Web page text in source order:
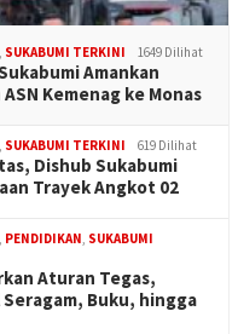
, SUKABUMI TERKINI 1649 Dilihat
Amankan
Kemenag ke Monas
, SUKABUMI TERKINI 619 Dilihat
Dishub Sukabumi
Trayek Angkot 02
, PENDIDIKAN, SUKABUMI
Aturan Tegas,
Buku, hingga